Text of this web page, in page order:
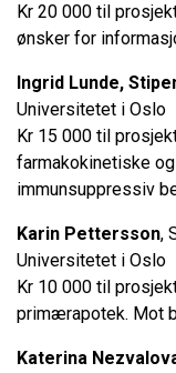
Kr 20 000 til
ønsker for
Ingrid Lunde,
Universitetet i Oslo
Kr 15 000 til
farmakokinetiske
immunsuppressiv
Karin Pettersson,
Universitetet i Oslo
Kr 10 000 til
primærapotek. Mot
Katerina